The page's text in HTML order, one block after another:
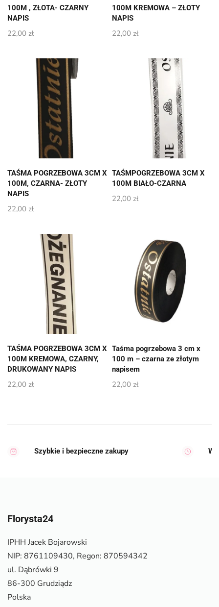
100M , ZŁOTA- CZARNY
NAPIS
22,00 zł
100M KREMOWA – ZŁOTY
NAPIS
22,00 zł
TAŚMA POGRZEBOWA 3CM X
100M, CZARNA- ZŁOTY
NAPIS
22,00 zł
TAŚMPOGRZEBOWA 3CM X
100M BIAŁO-CZARNA
22,00 zł
TAŚMA POGRZEBOWA 3CM X
100M KREMOWA, CZARNY,
DRUKOWANY NAPIS
22,00 zł
Taśma pogrzebowa 3 cm x
100 m – czarna ze złotym
napisem
22,00 zł
Szybkie i bezpieczne zakupy
Florysta24
IPHH Jacek Bojarowski
NIP: 8761109430, Regon: 870594342
ul. Dąbrówki 9
86-300 Grudziądz
Polska